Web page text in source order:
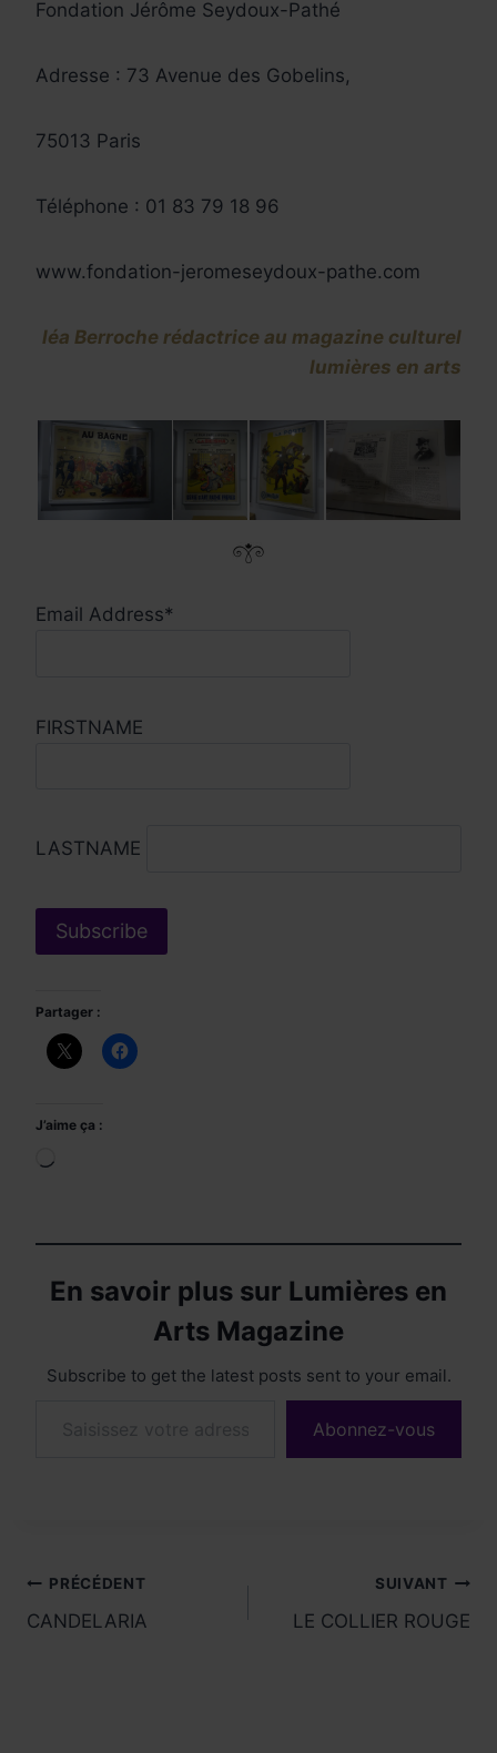
Fondation Jérôme Seydoux-Pathé
Adresse : 73 Avenue des Gobelins,
75013 Paris
Téléphone : 01 83 79 18 96
www.fondation-jeromeseydoux-pathe.com
léa Berroche rédactrice au magazine culturel
lumières en arts
Email Address*
FIRSTNAME
LASTNAME
Partager :
J’aime ça :
En savoir plus sur Lumières en
Arts Magazine
Subscribe to get the latest posts sent to your email.
Abonnez-vous
Navigation
de
PRÉCÉDENT
CANDELARIA
SUIVANT
LE COLLIER ROUGE